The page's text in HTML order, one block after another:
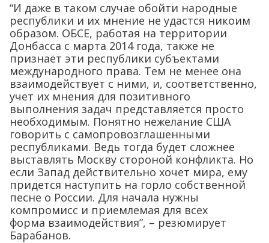
“И даже в таком случае обойти народные
республики и их мнение не удастся никоим
образом. ОБСЕ, работая на территории
Донбасса с марта 2014 года, также не
признаёт эти республики субъектами
международного права. Тем не менее она
взаимодействует с ними, и, соответственно,
учет их мнения для позитивного
выполнения задач представляется просто
необходимым. Понятно нежелание США
говорить с самопровозглашенными
республиками. Ведь тогда будет сложнее
выставлять Москву стороной конфликта. Но
если Запад действительно хочет мира, ему
придется наступить на горло собственной
песне о России. Для начала нужны
компромисс и приемлемая для всех
форма взаимодействия”, – резюмирует
Барабанов.